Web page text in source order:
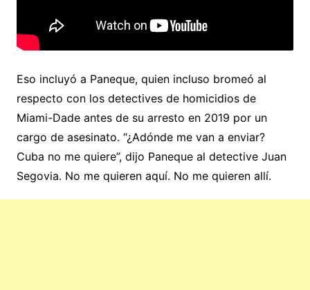
Eso incluyó a Paneque, quien incluso bromeó al
respecto con los detectives de homicidios de
Miami-Dade antes de su arresto en 2019 por un
cargo de asesinato. “¿Adónde me van a enviar?
Cuba no me quiere”, dijo Paneque al detective Juan
Segovia. No me quieren aquí. No me quieren allí.